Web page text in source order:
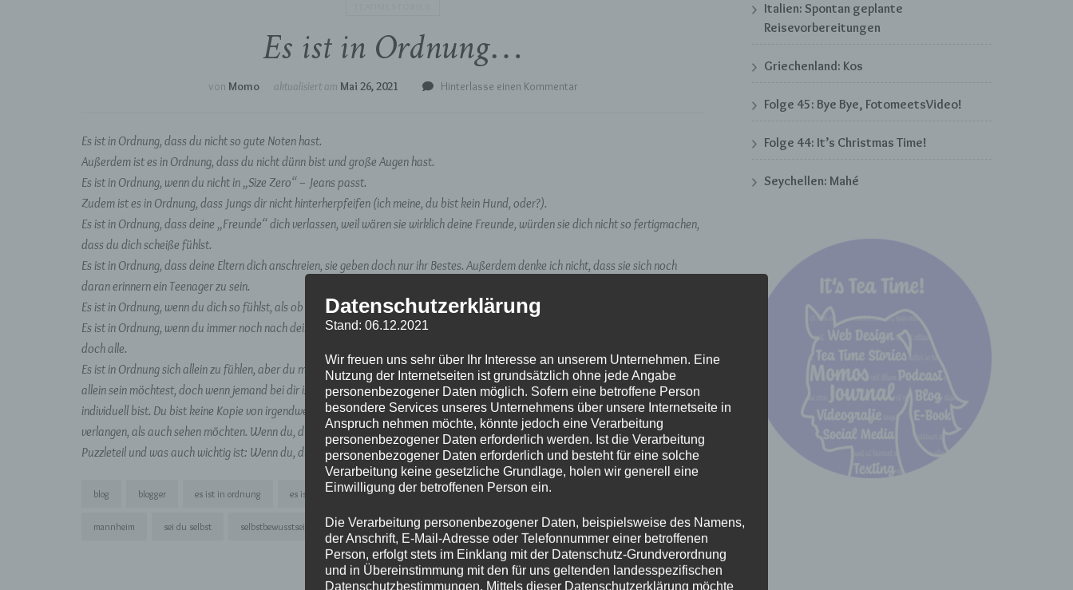
Es ist in Ordnung…
von Momo aktualisiert am Mai 26, 2021 Hinterlasse einen Kommentarzu
Es ist in Ordnung, dass du nicht so gute Noten hast.
Außerdem ist es in Ordnung, dass du nicht dünn bist und große Augen hast.
Es ist in Ordnung, wenn du nicht in „Size Zero“ – Jeans passt.
Zudem ist es in Ordnung, dass Jungs dir nicht hinterherpfeifen (ich meine, du bist kein Hund, oder?).
Es ist in Ordnung, dass deine „Freunde“ dich verlassen, weil wären sie wirklich deine Freunde, würden sie dich nicht so fertigmachen,
dass du dich scheiße fühlst.
Es ist in Ordnung, dass deine Eltern dich anschreien, sie geben doch nur ihr Bestes. Außerdem denke ich nicht, dass sie sich noch
daran erinnern ein Teenager zu sein.
Es ist in Ordnung, wenn du dich so fühlst, als ob du dich selbst verloren hast. Das tut jeder mal von Zeit, zu Zeit.
Es ist in Ordnung, wenn du immer noch nach deiner „zweiten, besseren“ Hälfte suchst, das passende Puzzleteil zu dir. Das tun wir
doch alle.
Es ist in Ordnung sich allein zu fühlen, aber du musst auch daran denken, dass du es nicht bist. Manchmal denkst du zwar, dass du
allein sein möchtest, doch wenn jemand bei dir ist fühlst du dich wunderbar. Du musst dir selbst klarmachen, dass du hübsch und
individuell bist. Du bist keine Kopie von irgendwem, sondern einfach du selbst. Du bist du und genau das ist es, was andere von dir
verlangen, als auch sehen möchten. Wenn du, du selbst bist findest du die richtigen Freunde, auch dann findest du dein passendes
Puzzleteil und was auch wichtig ist: Wenn du, du selbst bist, bist auch du zufrieden mit dir. ~M
blog blogger es ist in ordnung es ist okay freiburg Gedanken Gedankengänge
mannheim sei du selbst selbstbewusstsein selfcare size zero jeans Teatimestories teenager
Italien: Spontan geplante
Reisevorbereitungen
Griechenland: Kos
Folge 45: Bye Bye, FotomeetsVideo!
Folge 44: It’s Christmas Time!
Seychellen: Mahé
Datenschutzerklärung
Stand: 06.12.2021
Wir freuen uns sehr über Ihr Interesse an unserem Unternehmen. Eine
Nutzung der Internetseiten ist grundsätzlich ohne jede Angabe
personenbezogener Daten möglich. Sofern eine betroffene Person
besondere Services unseres Unternehmens über unsere Internetseite in
Anspruch nehmen möchte, könnte jedoch eine Verarbeitung
personenbezogener Daten erforderlich werden. Ist die Verarbeitung
personenbezogener Daten erforderlich und besteht für eine solche
Verarbeitung keine gesetzliche Grundlage, holen wir generell eine
Einwilligung der betroffenen Person ein.
Die Verarbeitung personenbezogener Daten, beispielsweise des Namens,
der Anschrift, E-Mail-Adresse oder Telefonnummer einer betroffenen
Person, erfolgt stets im Einklang mit der Datenschutz-Grundverordnung
und in Übereinstimmung mit den für uns geltenden landesspezifischen
Datenschutzbestimmungen. Mittels dieser Datenschutzerklärung möchte